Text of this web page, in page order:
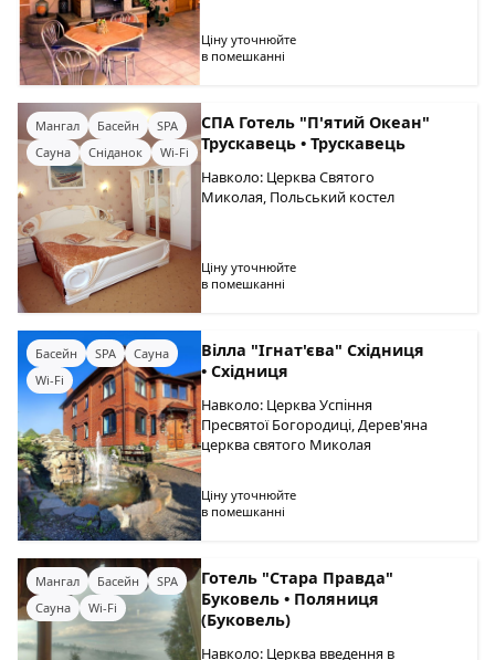
Ціну уточнюйте
в помешканні
Мангал Басейн
SPA
Сауна
Сніданок Wi-Fi
СПА Готель "П'ятий Океан"
Трускавець • Трускавець
Навколо: Церква Святого
Миколая, Польський костел
Ціну уточнюйте
в помешканні
Басейн SPA
Сауна
Wi-Fi
Вілла "Ігнат'єва" Східниця
• Східниця
Навколо: Церква Успіння
Пресвятої Богородиці, Дерев'яна
церква святого Миколая
Ціну уточнюйте
в помешканні
Мангал Басейн
SPA
Сауна
Wi-Fi
Готель "Стара Правда"
Буковель • Поляниця
(Буковель)
Навколо: Церква введення в